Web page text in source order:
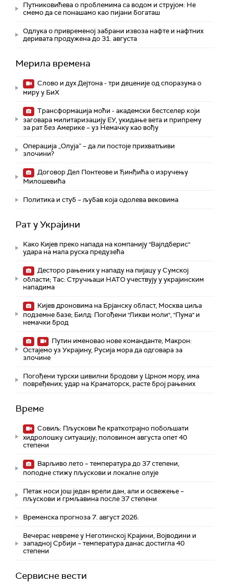
Путниковићева о проблемима са водом и струјом: Не
смемо да се понашамо као пијани богаташ
Одлука о привременој забрани извоза нафте и нафтних
деривата продужена до 31. августа
Мерила времена
Слово и дух Дејтона - три деценије од споразума о
миру у БиХ
Трансформација моћи - академски бестселер који
заговара милитаризацију ЕУ, укидање вета и припрему
за рат без Америке – уз Немачку као вођу
Операција „Олуја” – да ли постоје прихватљиви
злочини?
Договор Дел Понтеове и Ђинђића о изручењу
Милошевића
Политика и стуб – љубав која одолева вековима
Рат у Украјини
Како Кијев преко напада на компанију "Вајлдберис"
удара на мала руска предузећа
Десторо рањених у нападу на пијацу у Сумској
области; Тас: Стручњаци НАТО учествују у украјинским
нападима
Кијев дроновима на Брјанску област, Москва циља
подземне базе; Билд: Погођени "Ликви моли", "Пума" и
немачки брод
Путин именовао нове команданте; Макрон:
Остајемо уз Украјину, Русија мора да одговара за
злочине
Погођени турски цивилни бродови у Црном мору, има
повређених; удар на Краматорск, расте број рањених
Време
Совиљ: Пљускови ће краткотрајно побољшати
хидролошку ситуацију; половином августа опет 40
степени
Варљиво лето – температура до 37 степени,
поподне стижу пљускови и локалне олује
Петак носи још један врели дан, али и освежење –
пљускови и грмљавина после 37 степени
Временска прогноза 7. август 2026.
Вечерас невреме у Неготинској Крајини, Војводини и
западној Србији – температура данас достигла 40
степени
Сервисне вести